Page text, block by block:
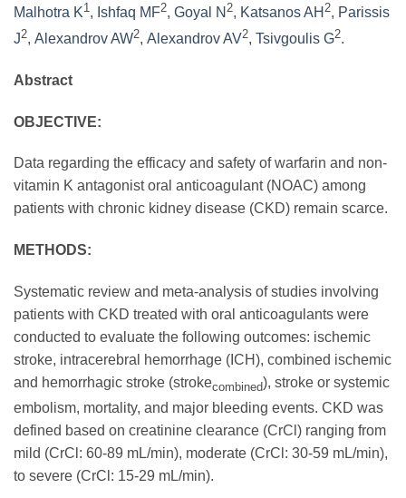
Malhotra K1, Ishfaq MF2, Goyal N 2, Katsanos AH 2, Parissis
J2, Alexandrov AW2, Alexandrov AV2, Tsivgoulis G2.
Abstract
OBJECTIVE:
Data regarding the efficacy and safety of warfarin and non-
vitamin K antagonist oral anticoagulant (NOAC) among
patients with chronic kidney disease (CKD) remain scarce.
METHODS:
Systematic review and meta-analysis of studies involving
patients with CKD treated with oral anticoagulants were
conducted to evaluate the following outcomes: ischemic
stroke, intracerebral hemorrhage (ICH), combined ischemic
and hemorrhagic stroke (strokecombined), stroke or systemic
embolism, mortality, and major bleeding events. CKD was
defined based on creatinine clearance (CrCl) ranging from
mild (CrCl: 60-89 mL/min), moderate (CrCl: 30-59 mL/min),
to severe (CrCl: 15-29 mL/min).